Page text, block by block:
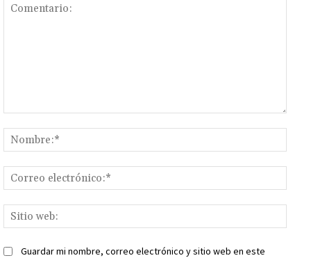
web:
Guardar mi nombre, correo electrónico y sitio web en este